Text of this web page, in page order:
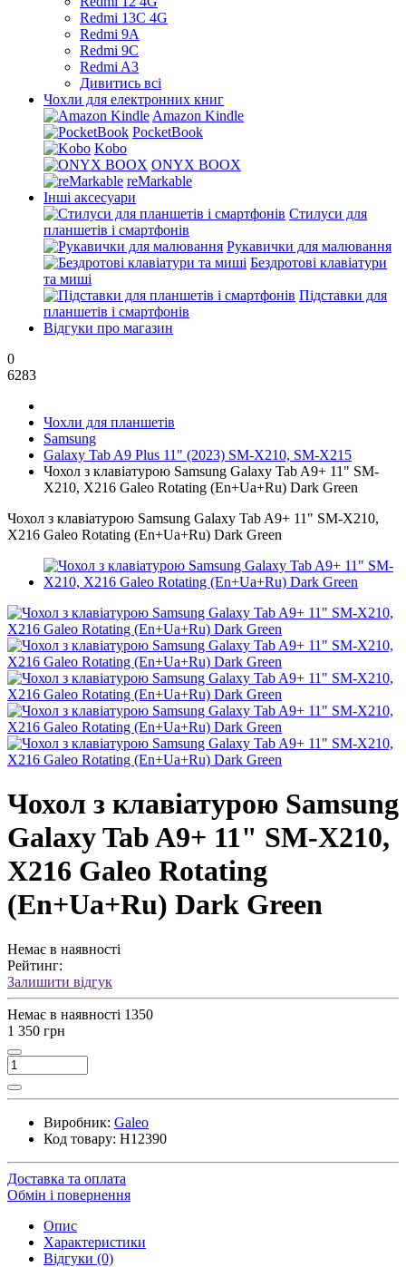
Redmi 13C 4G
Redmi 9A
Redmi 9C
Redmi A3
Дивитись всі
Чохли для електронних книг
Amazon Kindle
PocketBook
Kobo
ONYX BOOX
reMarkable
Інші аксесуари
Стилуси для
планшетів і смартфонів
Рукавички для малювання
Бездротові клавіатури
та миші
Підставки для
планшетів і смартфонів
Відгуки про магазин
0
6283
Чохли для планшетів
Samsung
Galaxy Tab A9 Plus 11" (2023) SM-X210, SM-X215
Чохол з клавіатурою Samsung Galaxy Tab A9+ 11" SM-
X210, X216 Galeo Rotating (En+Ua+Ru) Dark Green
Чохол з клавіатурою Samsung Galaxy Tab A9+ 11" SM-X210,
X216 Galeo Rotating (En+Ua+Ru) Dark Green
Чохол з клавіатурою Samsung
Galaxy Tab A9+ 11" SM-X210,
X216 Galeo Rotating
(En+Ua+Ru) Dark Green
Немає в наявності
Рейтинг:
Залишити відгук
Немає в наявності 1350
1 350 грн
Виробник: Galeo
Код товару: H12390
Доставка та оплата
Обмін і повернення
Опис
Характеристики
Відгуки (0)